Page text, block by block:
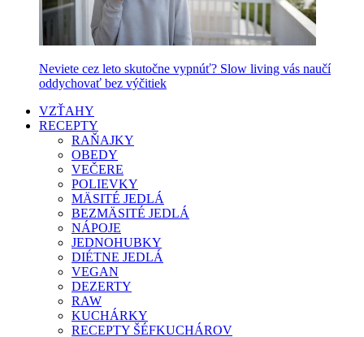
Neviete cez leto skutočne vypnúť? Slow living vás naučí
oddychovať bez výčitiek
VZŤAHY
RECEPTY
RAŇAJKY
OBEDY
VEČERE
POLIEVKY
MÄSITÉ JEDLÁ
BEZMÄSITÉ JEDLÁ
NÁPOJE
JEDNOHUBKY
DIÉTNE JEDLÁ
VEGAN
DEZERTY
RAW
KUCHÁRKY
RECEPTY ŠÉFKUCHÁROV